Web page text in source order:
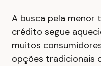
A busca pela menor
crédito segue
muitos
opções tradicionais